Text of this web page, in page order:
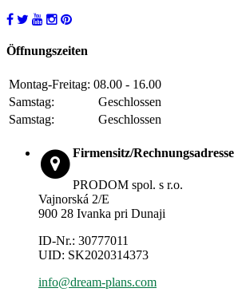
Öffnungszeiten
Montag-Freitag: 08.00 - 16.00
Samstag:
Geschlossen
Samstag:
Geschlossen
Firmensitz/Rechnungsadresse
PRODOM spol. s r.o.
Vajnorská 2/E
900 28 Ivanka pri Dunaji
ID-Nr.: 30777011
UID: SK2020314373
info@dream-plans.com